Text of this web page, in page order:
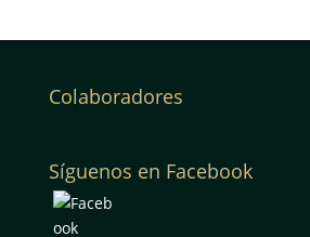
Colaboradores
Síguenos en Facebook